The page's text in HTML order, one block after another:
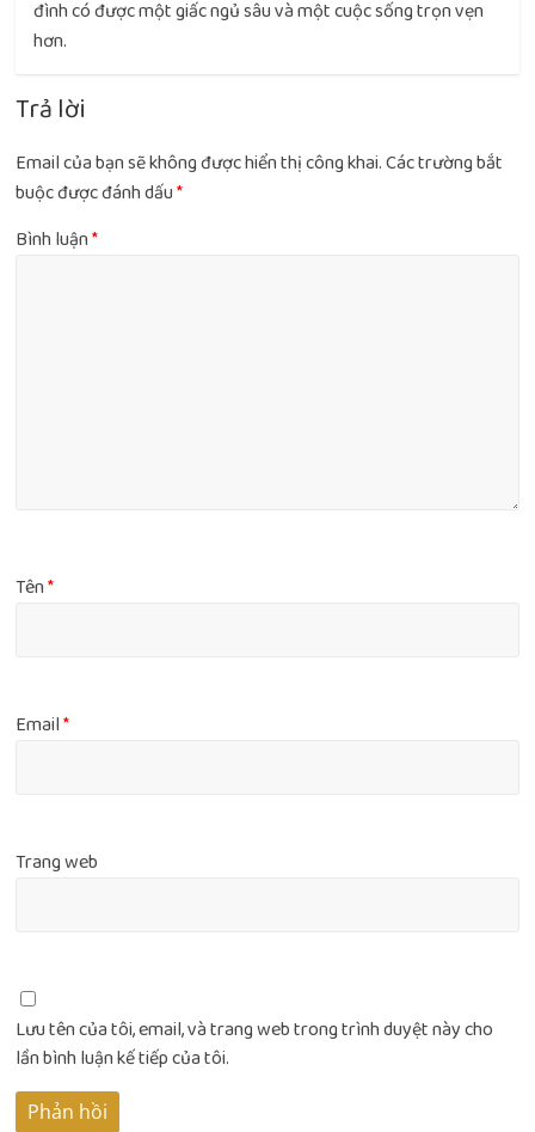
đình có được một giấc ngủ sâu và một cuộc sống trọn vẹn
hơn.
Trả lời
Email của bạn sẽ không được hiển thị công khai.Các trường bắt
buộc được đánh dấu*
Bình luận*
Tên*
Email*
Trang web
Lưu tên của tôi, email, và trang web trong trình duyệt này cho
lần bình luận kế tiếp của tôi.